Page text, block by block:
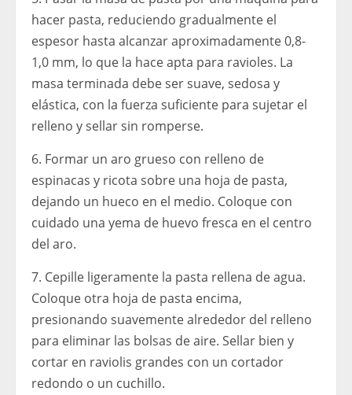
hacer pasta, reduciendo gradualmente el
espesor hasta alcanzar aproximadamente 0,8-
1,0 mm, lo que la hace apta para ravioles. La
masa terminada debe ser suave, sedosa y
elástica, con la fuerza suficiente para sujetar el
relleno y sellar sin romperse.
6. Formar un aro grueso con relleno de
espinacas y ricota sobre una hoja de pasta,
dejando un hueco en el medio. Coloque con
cuidado una yema de huevo fresca en el centro
del aro.
7. Cepille ligeramente la pasta rellena de agua.
Coloque otra hoja de pasta encima,
presionando suavemente alrededor del relleno
para eliminar las bolsas de aire. Sellar bien y
cortar en raviolis grandes con un cortador
redondo o un cuchillo.